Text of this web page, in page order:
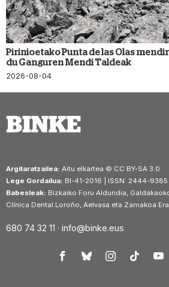
Pirinioetako Punta de las Olas
du Ganguren Mendi Taldeak
2026-08-04
Argitaratzailea: Aitu elkartea © CC BY-SA 3.0
Lege Gordailua: BI-41-2016 | ISSN: 2444-9385
Babesleak: Bizkaiko Foru Aldundia,
Clínica Dental Loroño, Aelvasa eta Zamakoa
680 74 32 11 · info@binke.eus